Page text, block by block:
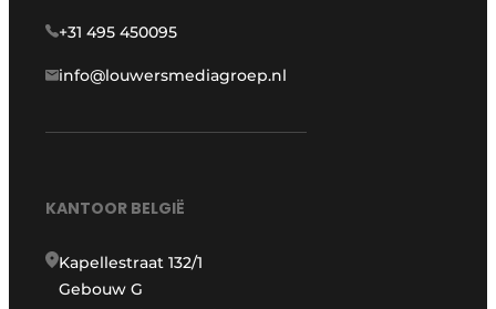
+31 495 450095
info@louwersmediagroep.nl
KANTOOR BELGIË
Kapellestraat 132/1
Gebouw G